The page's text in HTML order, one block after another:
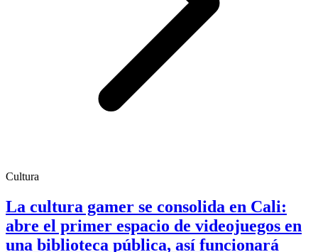
Cultura
La cultura gamer se consolida en Cali:
abre el primer espacio de videojuegos en
una biblioteca pública, así funcionará